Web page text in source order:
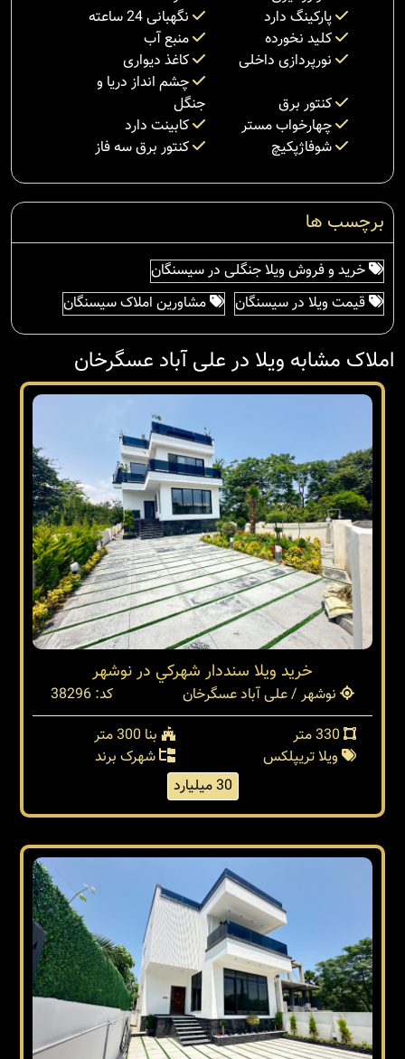
پارکینگ دارد
نگهبانی 24 ساعته
کلید نخورده
منبع آب
نورپردازی داخلی
کاغذ دیواری
کنتور برق
چشم انداز دریا و
جنگل
چهارخواب مستر
کابینت دارد
شوفاژپکیچ
کنتور برق سه فاز
برچسب ها
خرید و فروش ویلا جنگلی در سیسنگان
قیمت ویلا در سیسنگان
مشاورین املاک سیسنگان
املاک مشابه ویلا در علی آباد عسگرخان
خريد ويلا سنددار شهركي در نوشهر
نوشهر / علی آباد عسگرخان
کد: 38296
بنا 300 متر
ویلا تریپلکس
شهرک برند
30 میلیارد